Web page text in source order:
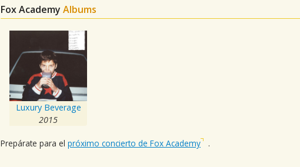
Fox Academy Albums
Luxury Beverage
2015
Prepárate para el próximo concierto de Fox Academy .